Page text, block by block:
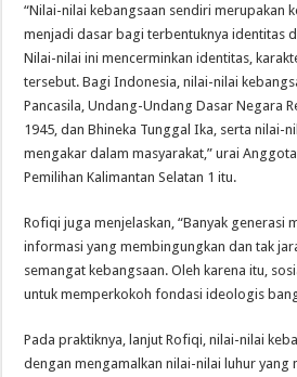
“Nilai-nilai kebangsaan sendiri merupakan
menjadi dasar bagi terbentuknya identitas
Nilai-nilai ini mencerminkan identitas,
tersebut. Bagi Indonesia, nilai-nilai
Pancasila, Undang-Undang Dasar Negara
1945, dan Bhineka Tunggal Ika, serta nilai-
mengakar dalam masyarakat,” urai
Pemilihan Kalimantan Selatan 1 itu.
Rofiqi juga menjelaskan, “Banyak generasi
informasi yang membingungkan dan tak
semangat kebangsaan. Oleh karena itu,
untuk memperkokoh fondasi ideologis
Pada praktiknya, lanjut Rofiqi, nilai-nilai
dengan mengamalkan nilai-nilai luhur yang